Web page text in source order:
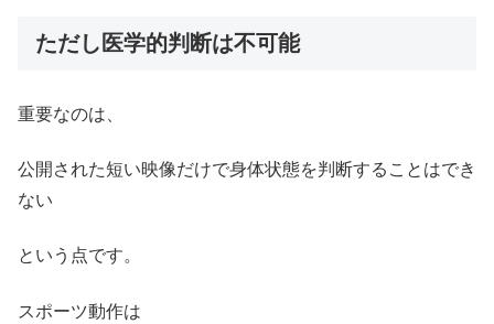
ただし医学的判断は不可能
重要なのは、
公開された短い映像だけで身体状態を判断することはでき
ない
という点です。
スポーツ動作は